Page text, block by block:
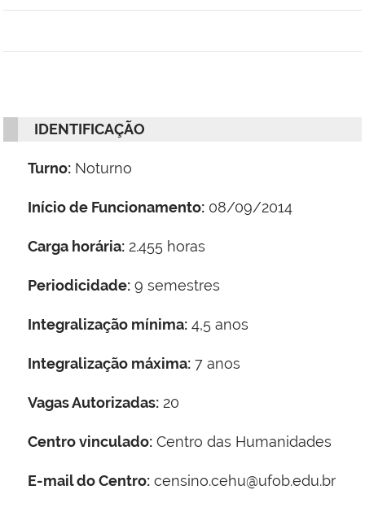
IDENTIFICAÇÃO
Turno: Noturno
Início de Funcionamento: 08/09/2014
Carga horária: 2.455 horas
Periodicidade: 9 semestres
Integralização mínima: 4,5 anos
Integralização máxima: 7 anos
Vagas Autorizadas: 20
Centro vinculado: Centro das Humanidades
E-mail do Centro: censino.cehu@ufob.edu.br